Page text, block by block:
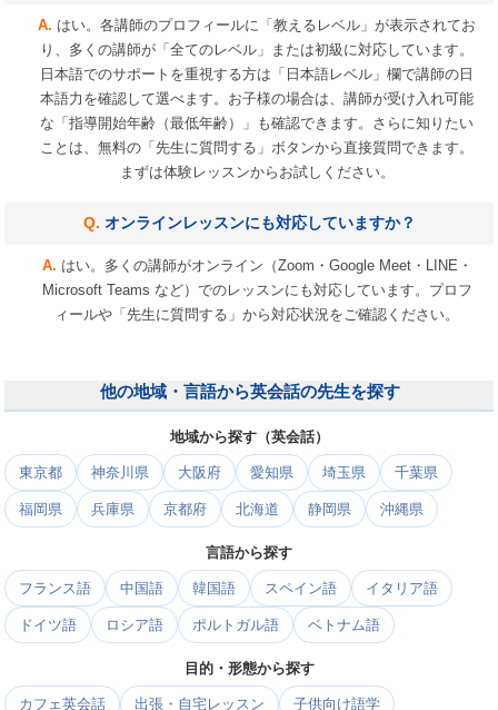
はい。各講師のプロフィールに「教えるレベル」が表示されてお
り、多くの講師が「全てのレベル」または初級に対応しています。
日本語でのサポートを重視する方は「日本語レベル」欄で講師の日
本語力を確認して選べます。お子様の場合は、講師が受け入れ可能
な「指導開始年齢（最低年齢）」も確認できます。さらに知りたい
ことは、無料の「先生に質問する」ボタンから直接質問できます。
まずは体験レッスンからお試しください。
オンラインレッスンにも対応していますか？
はい。多くの講師がオンライン（Zoom・Google Meet・LINE・
Microsoft Teams など）でのレッスンにも対応しています。プロフ
ィールや「先生に質問する」から対応状況をご確認ください。
他の地域・言語から英会話の先生を探す
地域から探す（英会話）
東京都 神奈川県 大阪府 愛知県 埼玉県 千葉県
福岡県 兵庫県 京都府 北海道 静岡県 沖縄県
言語から探す
フランス語 中国語 韓国語 スペイン語 イタリア語
ドイツ語 ロシア語 ポルトガル語 ベトナム語
目的・形態から探す
カフェ英会話 出張・自宅レッスン 子供向け語学